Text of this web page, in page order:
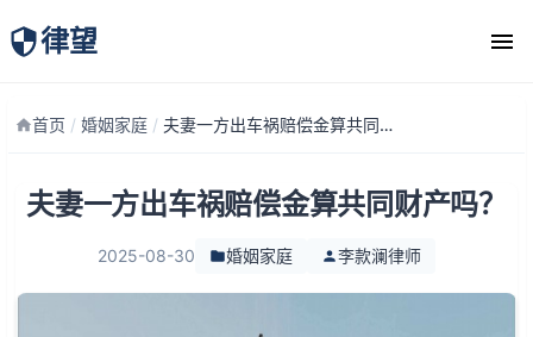
律望
律师团队
首页 / 婚姻家庭 / 夫妻一方出车祸赔偿金算共同财产吗？
夫妻一方出车祸赔偿金算共同财产吗？
2025-08-30 婚姻家庭 李款澜律师